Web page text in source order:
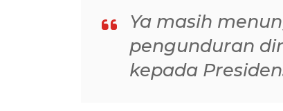
Ya masih
pengunduran
kepada